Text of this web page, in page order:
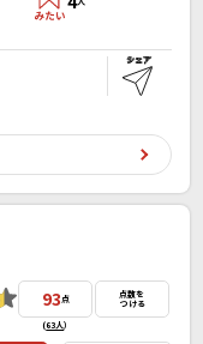
93点
(63人）
点数を
つける